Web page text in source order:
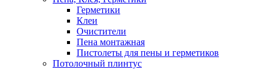
Герметики
Клеи
Очистители
Пена монтажная
Пистолеты для пены и герметиков
Потолочный плинтус